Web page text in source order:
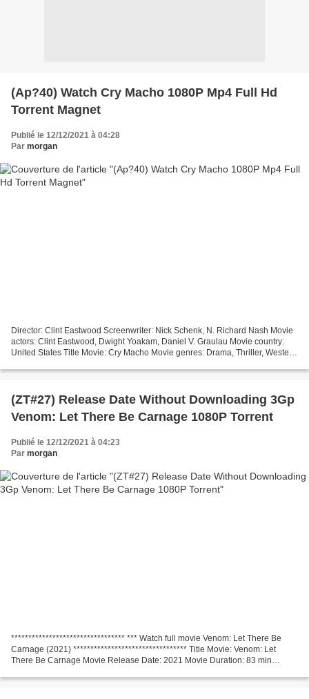
(Ap?40) Watch Cry Macho 1080P Mp4 Full Hd
Torrent Magnet
Publié le 12/12/2021 à 04:28
Par morgan
Director: Clint Eastwood Screenwriter: Nick Schenk, N. Richard Nash Movie
actors: Clint Eastwood, Dwight Yoakam, Daniel V. Graulau Movie country:
United States Title Movie: Cry Macho Movie genres: Drama, Thriller, Western
(ZT#27) Release Date Without Downloading 3Gp
Venom: Let There Be Carnage 1080P Torrent
Publié le 12/12/2021 à 04:23
Par morgan
********************************* *** Watch full movie Venom: Let There Be
Carnage (2021) ********************************* Title Movie: Venom: Let
There Be Carnage Movie Release Date: 2021 Movie Duration: 83 min